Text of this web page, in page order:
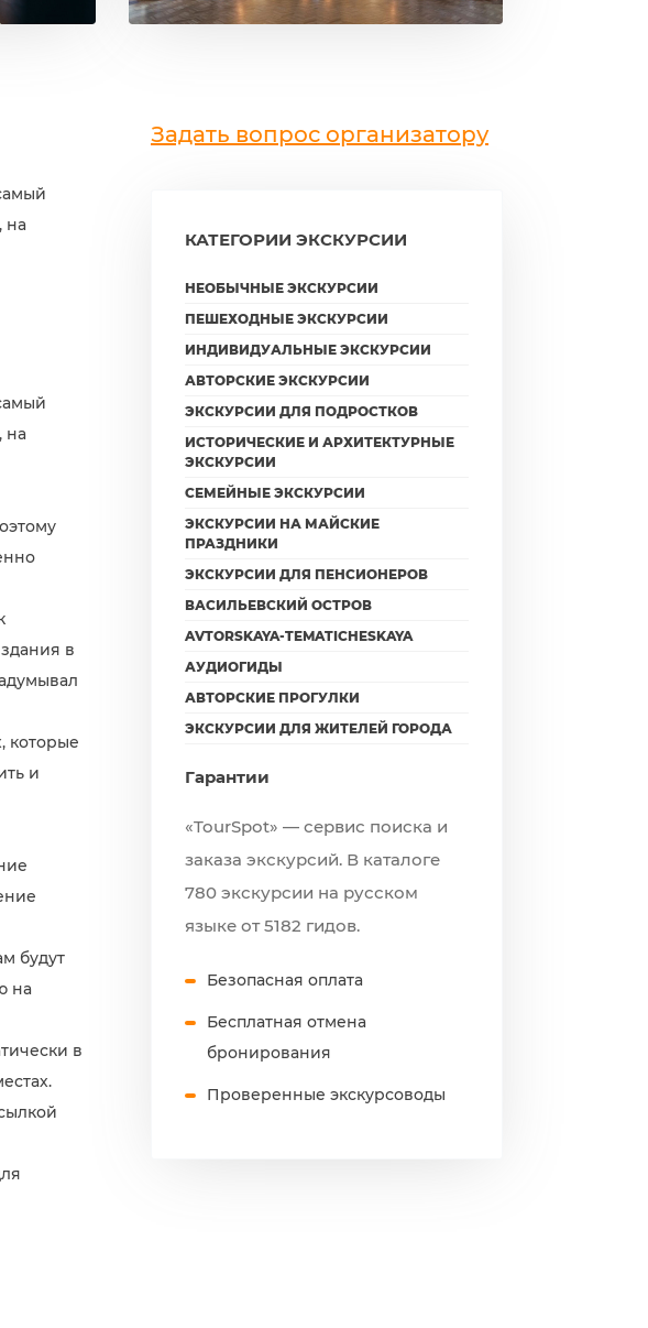
на
на
в
которые
и
будут
на
в
Задать вопрос организатору
КАТЕГОРИИ ЭКСКУРСИИ
НЕОБЫЧНЫЕ ЭКСКУРСИИ
ПЕШЕХОДНЫЕ ЭКСКУРСИИ
ИНДИВИДУАЛЬНЫЕ ЭКСКУРСИИ
АВТОРСКИЕ ЭКСКУРСИИ
ЭКСКУРСИИ ДЛЯ ПОДРОСТКОВ
ИСТОРИЧЕСКИЕ И АРХИТЕКТУРНЫЕ
ЭКСКУРСИИ
СЕМЕЙНЫЕ ЭКСКУРСИИ
ЭКСКУРСИИ НА МАЙСКИЕ
ПРАЗДНИКИ
ЭКСКУРСИИ ДЛЯ ПЕНСИОНЕРОВ
ВАСИЛЬЕВСКИЙ ОСТРОВ
AVTORSKAYA-TEMATICHESKAYA
АУДИОГИДЫ
АВТОРСКИЕ ПРОГУЛКИ
ЭКСКУРСИИ ДЛЯ ЖИТЕЛЕЙ ГОРОДА
Гарантии
«TourSpot» — сервис поиска и
заказа экскурсий. В каталоге
780 экскурсии на русском
языке от 5182 гидов.
Безопасная оплата
Бесплатная отмена
бронирования
Проверенные экскурсоводы